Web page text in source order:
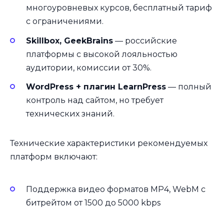
многоуровневых курсов, бесплатный тариф
с ограничениями.
Skillbox, GeekBrains — российские
платформы с высокой лояльностью
аудитории, комиссии от 30%.
WordPress + плагин LearnPress — полный
контроль над сайтом, но требует
технических знаний.
Технические характеристики рекомендуемых
платформ включают:
Поддержка видео форматов MP4, WebM с
битрейтом от 1500 до 5000 kbps